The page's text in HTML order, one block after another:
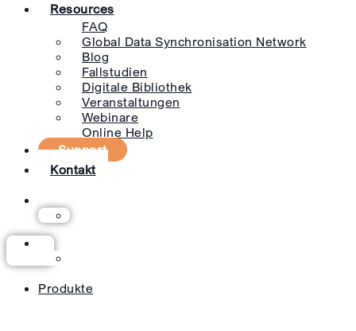
Resources
FAQ
Global Data Synchronisation Network
Blog
Fallstudien
Digitale Bibliothek
Veranstaltungen
Webinare
Online Help
Support
Kontakt
Produkte